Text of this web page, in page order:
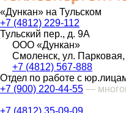
«Дункан» на Тульском
+7 (4812) 229-112
Тульский пер., д. 9А
ООО «Дункан»
Смоленск, ул. Парковая,
+7 (4812) 567-888
Отдел по работе с
+7 (900) 220-44-55 —